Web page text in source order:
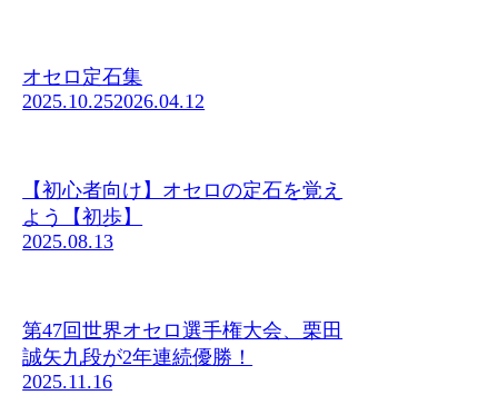
オセロ定石集
2025.10.252026.04.12
【初心者向け】オセロの定石を覚え
よう【初歩】
2025.08.13
第47回世界オセロ選手権大会、栗田
誠矢九段が2年連続優勝！
2025.11.16